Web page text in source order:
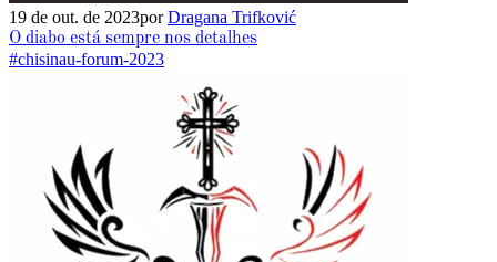
19 de out. de 2023porDragana Trifković
O diabo está sempre nos detalhes
#chisinau-forum-2023